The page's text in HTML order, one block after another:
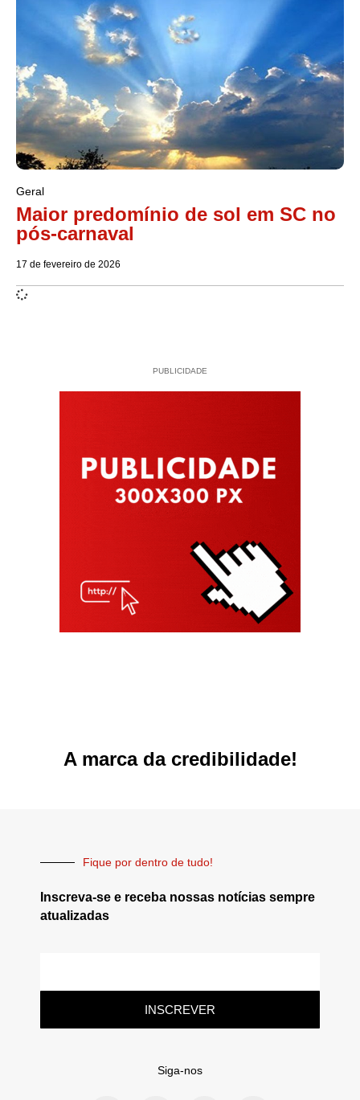
Geral
Maior predomínio de sol em SC no
pós-carnaval
17 de fevereiro de 2026
PUBLICIDADE
A marca da credibilidade!
Fique por dentro de tudo!
Inscreva-se e receba nossas notícias sempre
atualizadas
INSCREVER
Siga-nos